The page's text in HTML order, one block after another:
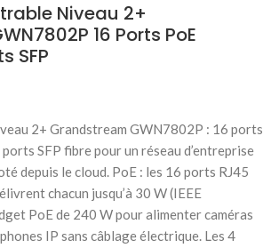
Niveau 2+
16 Ports PoE
SFP
2+ Grandstream GWN7802P : 16 ports
SFP fibre pour un réseau d’entreprise
depuis le cloud. PoE : les 16 ports RJ45
chacun jusqu’à 30 W (IEEE
PoE de 240 W pour alimenter caméras
IP sans câblage électrique. Les 4